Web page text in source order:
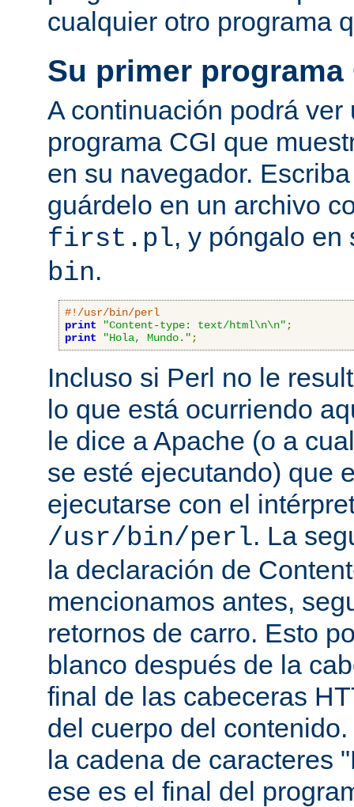
cualquier otro programa
Su primer programa
A continuación podrá ver
programa CGI que
en su navegador.
guárdelo en un archivo
first.pl, y póngalo
bin.
#!/usr/bin/perl
print
"Content-type: text/html\n\n" ;
print
"Hola, Mundo." ;
Incluso si Perl no le
lo que está ocurriendo
le dice a Apache (o a
se esté ejecutando) que
ejecutarse con el
/usr/bin/perl. La
la declaración de
mencionamos antes,
retornos de carro. Esto
blanco después de la
final de las cabeceras
del cuerpo del
la cadena de caracteres
ese es el final del